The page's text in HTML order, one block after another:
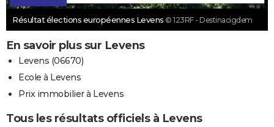
Résultat élections européennes Levens © 123RF - Destinacigdem
En savoir plus sur Levens
Levens (06670)
Ecole à Levens
Prix immobilier à Levens
Tous les résultats officiels à Levens